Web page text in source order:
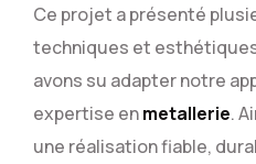
Ce projet a présenté
techniques et
avons su adapter notre
expertise enmetallerie.
une réalisation fiable,